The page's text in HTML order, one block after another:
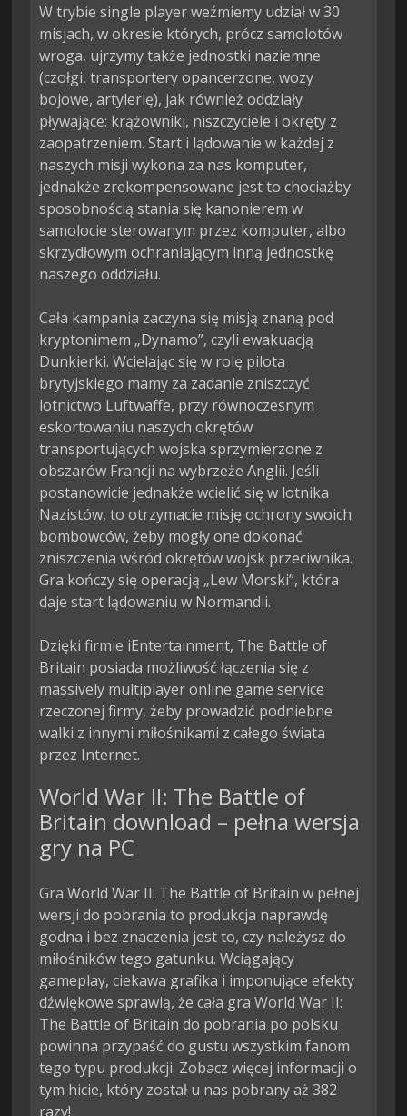
W trybie single player weźmiemy udział w 30
misjach, w okresie których, prócz samolotów
wroga, ujrzymy także jednostki naziemne
(czołgi, transportery opancerzone, wozy
bojowe, artylerię), jak również oddziały
pływające: krążowniki, niszczyciele i okręty z
zaopatrzeniem. Start i lądowanie w każdej z
naszych misji wykona za nas komputer,
jednakże zrekompensowane jest to chociażby
sposobnością stania się kanonierem w
samolocie sterowanym przez komputer, albo
skrzydłowym ochraniającym inną jednostkę
naszego oddziału.
Cała kampania zaczyna się misją znaną pod
kryptonimem „Dynamo”, czyli ewakuacją
Dunkierki. Wcielając się w rolę pilota
brytyjskiego mamy za zadanie zniszczyć
lotnictwo Luftwaffe, przy równoczesnym
eskortowaniu naszych okrętów
transportujących wojska sprzymierzone z
obszarów Francji na wybrzeże Anglii. Jeśli
postanowicie jednakże wcielić się w lotnika
Nazistów, to otrzymacie misję ochrony swoich
bombowców, żeby mogły one dokonać
zniszczenia wśród okrętów wojsk przeciwnika.
Gra kończy się operacją „Lew Morski”, która
daje start lądowaniu w Normandii.
Dzięki firmie iEntertainment, The Battle of
Britain posiada możliwość łączenia się z
massively multiplayer online game service
rzeczonej firmy, żeby prowadzić podniebne
walki z innymi miłośnikami z całego świata
przez Internet.
World War II: The Battle of
Britain download – pełna wersja
gry na PC
Gra World War II: The Battle of Britain w pełnej
wersji do pobrania to produkcja naprawdę
godna i bez znaczenia jest to, czy należysz do
miłośników tego gatunku. Wciągający
gameplay, ciekawa grafika i imponujące efekty
dźwiękowe sprawią, że cała gra World War II:
The Battle of Britain do pobrania po polsku
powinna przypaść do gustu wszystkim fanom
tego typu produkcji. Zobacz więcej informacji o
tym hicie, który został u nas pobrany aż 382
razy!